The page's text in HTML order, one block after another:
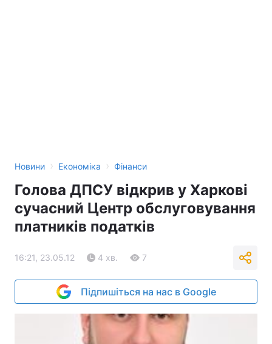
Новини › Економіка › Фінанси
Голова ДПСУ відкрив у Харкові
сучасний Центр обслуговування
платників податків
16:21, 23.05.12 4 хв. 7
Підпишіться на нас в Google